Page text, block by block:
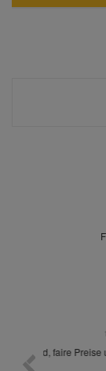
finden Sie einige der Rezensionen
Ich habe
muss